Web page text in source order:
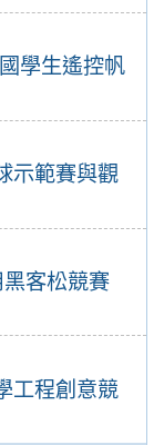
學生遙控帆
示範賽與觀
客松競賽
工程創意競